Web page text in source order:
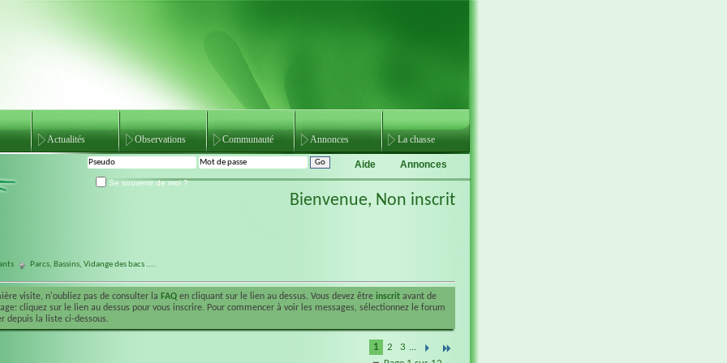
Actualités Observations Communauté Annonces La chasse
Annonces
Aide
Se souvenir de moi ?
Bienvenue, Non inscrit
Parcs, Bassins, Vidange des bacs ....
visite, n'oubliez pas de consulter la FAQ en cliquant sur le lien au dessus. Vous devez être inscrit avant de
cliquez sur le lien au dessus pour vous inscrire. Pour commencer à voir les messages, sélectionnez le forum
depuis la liste ci-dessous.
1 2 3 ...